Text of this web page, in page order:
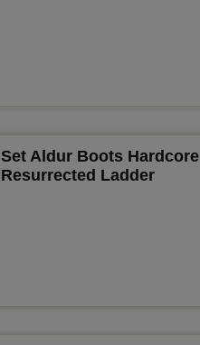
Set Aldur Boots Hardcore
Resurrected Ladder